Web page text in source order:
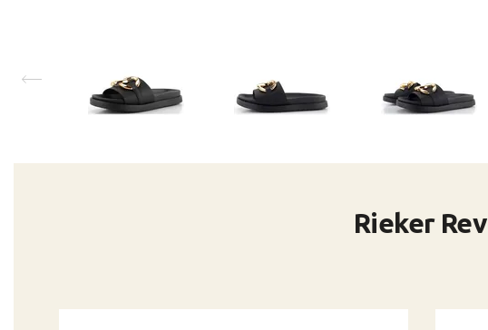
Rieker